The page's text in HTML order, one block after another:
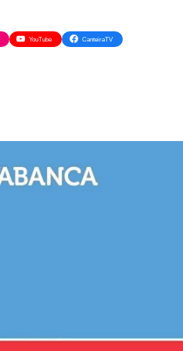
YouTube CanteiraTV